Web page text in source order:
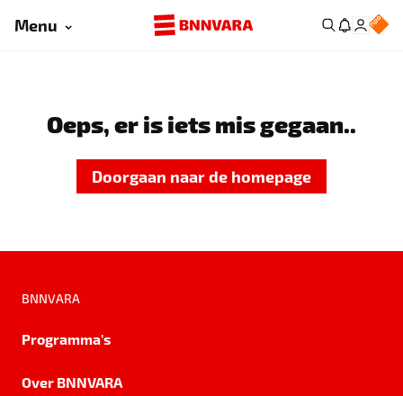
Menu
Oeps, er is iets mis gegaan..
Doorgaan naar de homepage
BNNVARA
Programma's
Over BNNVARA